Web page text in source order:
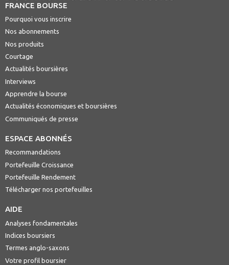
FRANCE BOURSE
Pourquoi vous inscrire
Nos abonnements
Nos produits
Courtage
Actualités boursières
Interviews
Apprendre la bourse
Actualités économiques et boursières
Communiqués de presse
ESPACE ABONNÉS
Recommandations
Portefeuille Croissance
Portefeuille Rendement
Télécharger nos portefeuilles
AIDE
Analyses fondamentales
Indices boursiers
Termes anglo-saxons
Votre profil boursier